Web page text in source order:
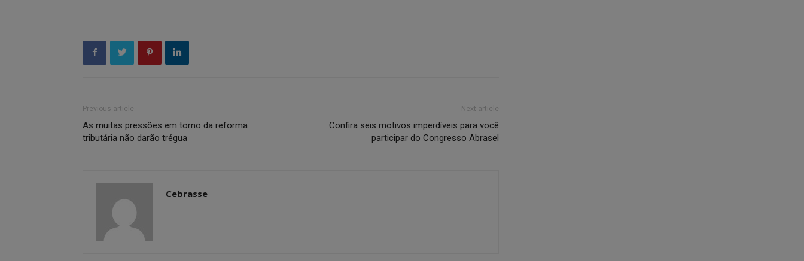
Previous article
As muitas pressões em torno da reforma
tributária não darão trégua
Next article
Confira seis motivos imperdíveis para você
participar do Congresso Abrasel
Cebrasse